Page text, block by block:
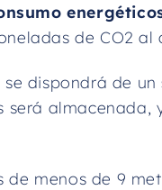
de CO2 al
se dispondrá de un
será
de menos de 9